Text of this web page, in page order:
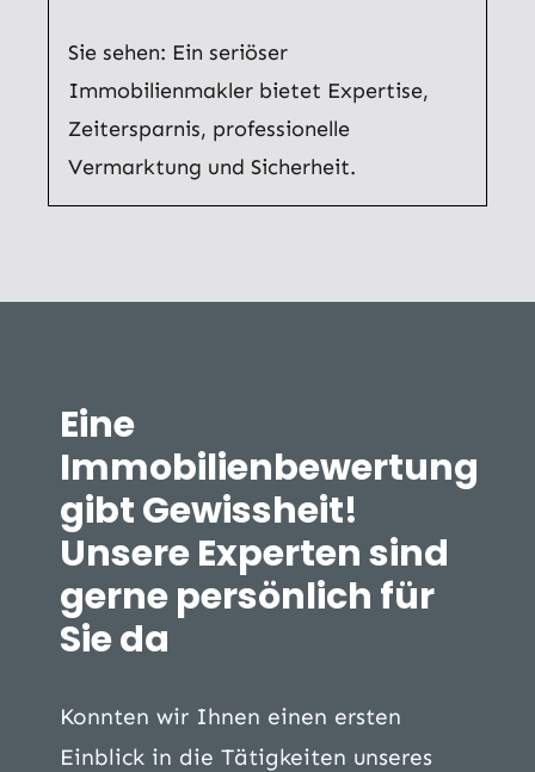
Sie sehen: Ein seriöser
Immobilienmakler bietet Expertise,
Zeitersparnis, professionelle
Vermarktung und Sicherheit.
Eine
Immobilienbewertung
gibt Gewissheit!
Unsere Experten sind
gerne persönlich für
Sie da
Konnten wir Ihnen einen ersten
Einblick in die Tätigkeiten unseres